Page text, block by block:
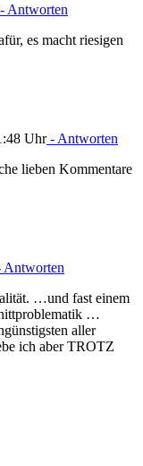
Antworten
es macht riesigen
Uhr- Antworten
lieben Kommentare
…und fast einem
…
aller
ich aber TROTZ